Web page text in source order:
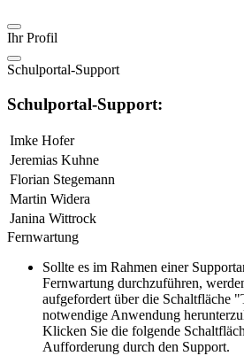
Ihr Profil
Schulportal-Support
Schulportal-Support:
Imke Hofer
Jeremias Kuhne
Florian Stegemann
Martin Widera
Janina Wittrock
Fernwartung
Sollte es im Rahmen einer
Fernwartung durchzuführen,
aufgefordert über die Schaltfläche
notwendige Anwendung
Klicken Sie die folgende
Aufforderung durch den Support.